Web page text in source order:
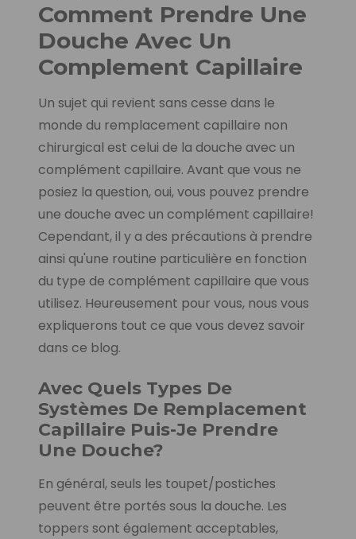
Comment Prendre Une
Douche Avec Un
Complement Capillaire
Un sujet qui revient sans cesse dans le
monde du remplacement capillaire non
chirurgical est celui de la douche avec un
complément capillaire. Avant que vous ne
posiez la question, oui, vous pouvez prendre
une douche avec un complément capillaire!
Cependant, il y a des précautions à prendre
ainsi qu'une routine particulière en fonction
du type de complément capillaire que vous
utilisez. Heureusement pour vous, nous vous
expliquerons tout ce que vous devez savoir
dans ce blog.
Avec Quels Types De
Systèmes De Remplacement
Capillaire Puis-Je Prendre
Une Douche?
En général, seuls les toupet/postiches
peuvent être portés sous la douche. Les
toppers sont également acceptables,